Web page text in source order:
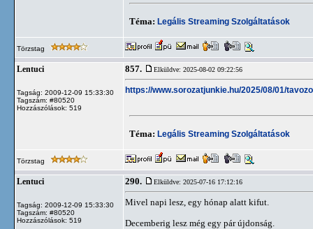
Téma: Legális Streaming Szolgáltatások
Törzstag
Lentuci
Tagság: 2009-12-09 15:33:30
Tagszám: #80520
Hozzászólások: 519
857. Elküldve: 2025-08-02 09:22:56
https://www.sorozatjunkie.hu/2025/08/01/
Téma: Legális Streaming Szolgáltatások
Törzstag
Lentuci
Tagság: 2009-12-09 15:33:30
Tagszám: #80520
Hozzászólások: 519
290. Elküldve: 2025-07-16 17:12:16
Mivel napi lesz, egy hónap alatt kifut.
Decemberig lesz még egy pár újdonság.